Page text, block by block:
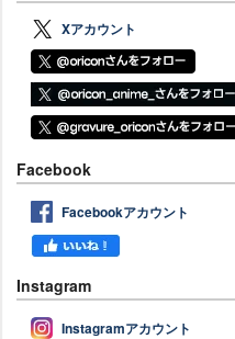
Xアカウント
Facebook
Facebookアカウント
Instagram
Instagramアカウント